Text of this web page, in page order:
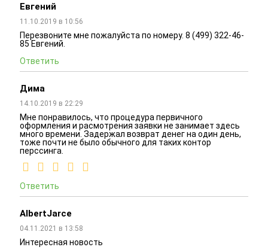
Евгений
11.10.2019 в 10:56
Перезвоните мне пожалуйста по номеру. 8 (499) 322-46-
85 Евгений.
Ответить
Дима
14.10.2019 в 22:29
Мне понравилось, что процедура первичного
оформления и расмотрения заявки не занимает здесь
много времени. Задержал возврат денег на один день,
тоже почти не было обычного для таких контор
перссинга.
Ответить
AlbertJarce
04.11.2021 в 13:58
Интересная новость